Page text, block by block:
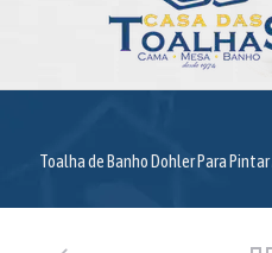
Toalha de Banho Dohler Para